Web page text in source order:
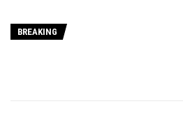
BREAKING